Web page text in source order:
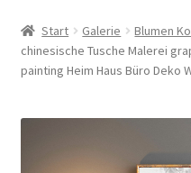
shop
Start Galerie Blumen
chinesische Tusche Malerei
painting Heim Haus Büro Deko